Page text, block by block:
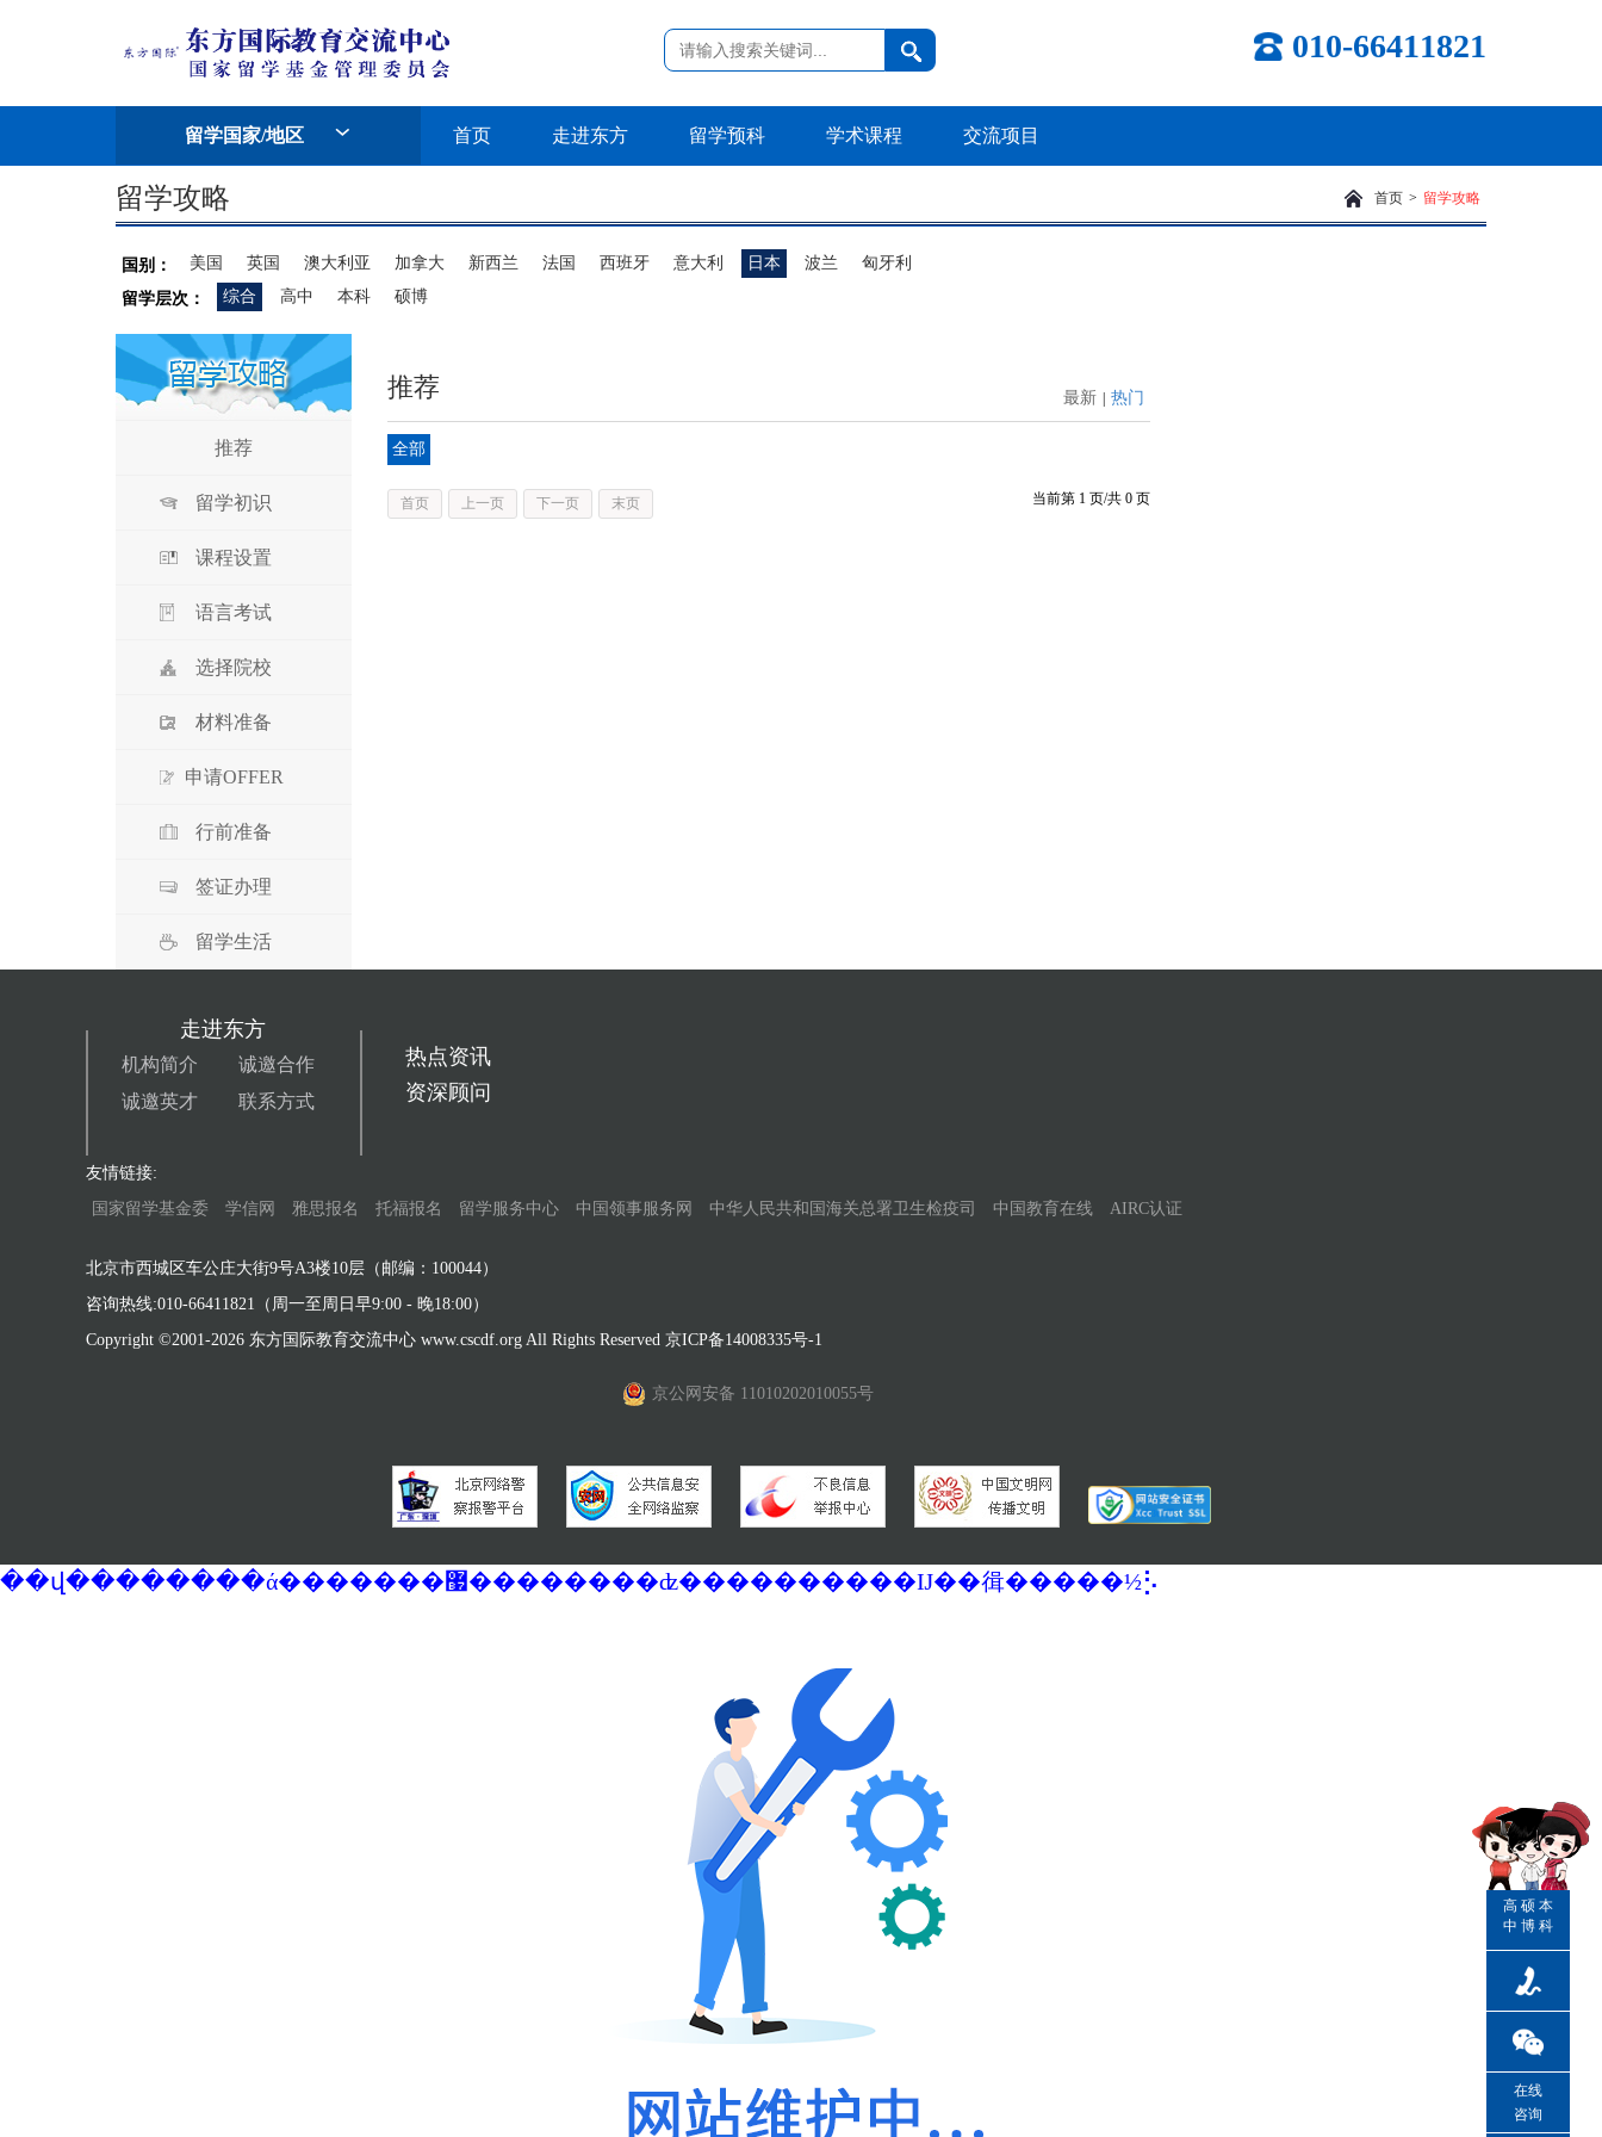
010-66411821
留学国家/地区 首页 走进东方 留学预科 学术课程 交流项目
留学攻略 首页 > 留学攻略
国别： 美国 英国 澳大利亚 加拿大 新西兰 法国 西班牙 意大利 日本 波兰
匈牙利
留学层次：
综合 高中 本科 硕博
推荐
留学初识
课程设置
语言考试
选择院校
材料准备
申请OFFER
行前准备
签证办理
留学生活
推荐 最新 热门
全部
末页
下一页
上一页
首页 当前第 1 页/共 0 页
走进东方
机构简介
诚邀合作
诚邀英才
联系方式
热点资讯
资深顾问
友情链接:
国家留学基金委
学信网 雅思报名 托福报名 留学服务中心 中国领事服务网 中华人民共和国海关总署卫生检疫司 中国教育在线 AIRC认证
北京市西城区车公庄大街9号A3楼10层（邮编：100044）
咨询热线:010-66411821（周一至周日早9:00 - 晚18:00）
Copyright ©2001-2026 东方国际教育交流中心 www.cscdf.org All Rights Reserved 京ICP备14008335号-1
京公网安备 11010202010055号
高
中
硕
博
本
科
在线
咨询
��վ��������ά�������޷��������ʣ����������Ĳ��㣬�����½⡣